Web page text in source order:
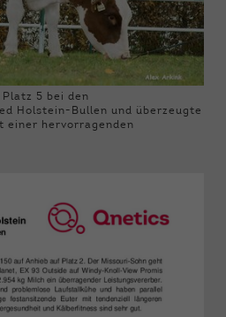
5 bei den
Holstein-Bullen und überzeugte
einer hervorragenden